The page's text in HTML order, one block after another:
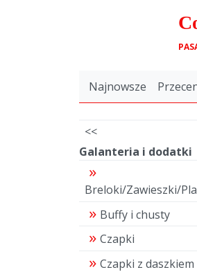
Najnowsze
<<
Galanteria i dodatki
Breloki/Zawieszki/
Buffy i chusty
Czapki
Czapki z daszkiem